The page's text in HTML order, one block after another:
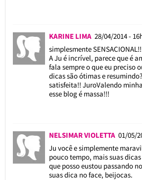
KARINE LIMA 28/04/2014 -
simplesmente SENSACIONAL!!
A Ju é incrível, parece que é
fala sempre o que eu preciso
dicas são ótimas e
satisfeita!! JuroValendo
esse blog é massa!!!
NELSIMAR VIOLETTA 01/05/
Ju você e simplemente
pouco tempo, mais suas
que posso eustou passando
suas dica no face, beijocas.